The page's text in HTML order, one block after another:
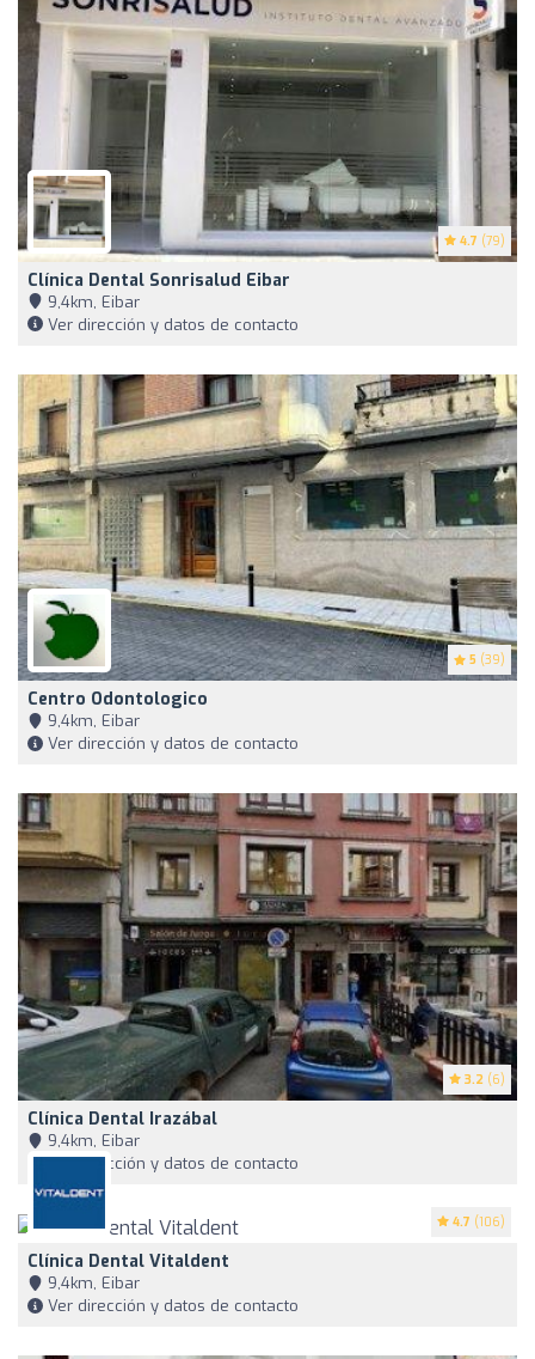
4.7 (79)
Clínica Dental Sonrisalud Eibar
9,4km, Eibar
Ver dirección y datos de contacto
5 (39)
Centro Odontologico
9,4km, Eibar
Ver dirección y datos de contacto
3.2 (6)
Clínica Dental Irazábal
9,4km, Eibar
Ver dirección y datos de contacto
4.7 (106)
Clínica Dental Vitaldent
9,4km, Eibar
Ver dirección y datos de contacto